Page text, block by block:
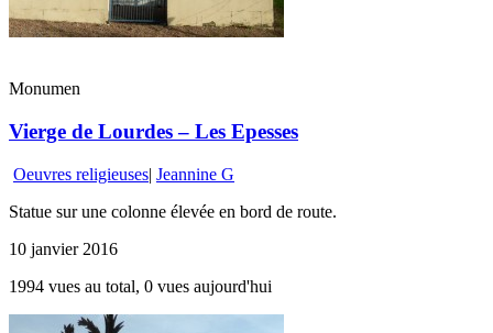
Monumen
Vierge de Lourdes – Les Epesses
Oeuvres religieuses| Jeannine G
Statue sur une colonne élevée en bord de route.
10 janvier 2016
1994 vues au total, 0 vues aujourd'hui